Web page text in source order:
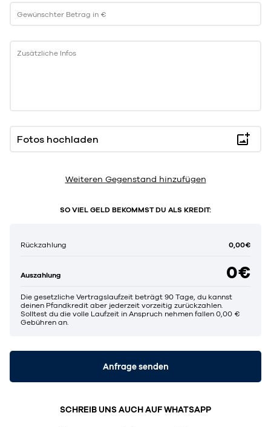
Gewünschter Betrag in €
Zusätzliche Infos
Fotos hochladen
Weiteren Gegenstand hinzufügen
SO VIEL GELD BEKOMMST DU ALS KREDIT:
Rückzahlung 0,00€
Auszahlung 0€
Die gesetzliche Vertragslaufzeit beträgt 90 Tage, du kannst
deinen Pfandkredit aber jederzeit vorzeitig zurückzahlen.
Solltest du die volle Laufzeit in Anspruch nehmen fallen 0,00 €
Gebühren an.
Anfrage senden
SCHREIB UNS AUCH AUF WHATSAPP